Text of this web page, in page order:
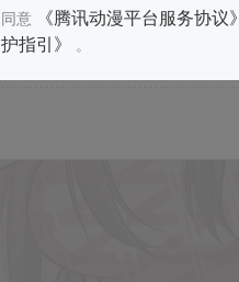
同意 《腾讯动漫平台服务协议》
护指引》
。